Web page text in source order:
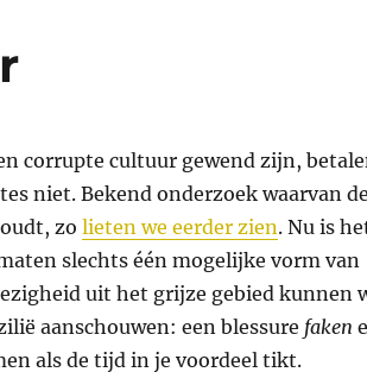
corrupte cultuur gewend zijn,
niet. Bekend onderzoek waarvan
zo lieten we eerder zien. Nu is
slechts één mogelijke vorm van
uit het grijze gebied kunnen
aanschouwen: een blessure faken
als de tijd in je voordeel tikt.